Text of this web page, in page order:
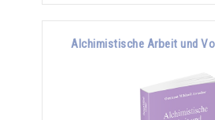
Alchimistische Arbeit und